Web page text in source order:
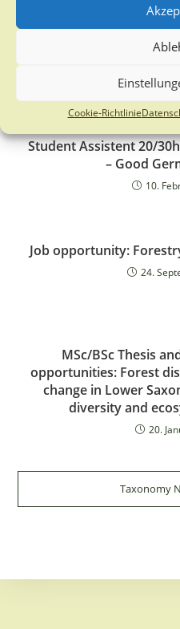
Cookie-Richtlinie
YOU MIGHT ALSO LIKE
Student Assistent 20/
– Good
10.
Job opportunity:
24.
MSc/BSc Thesis
opportunities: Forest
change in Lower
diversity and
20.
Taxonomy